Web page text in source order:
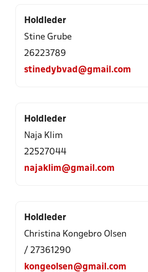
Holdleder
Stine Grube
26223789
stinedybvad@gmail.com
Holdleder
Naja Klim
22527044
najaklim@gmail.com
Holdleder
Christina Kongebro Olsen
/ 27361290
kongeolsen@gmail.com